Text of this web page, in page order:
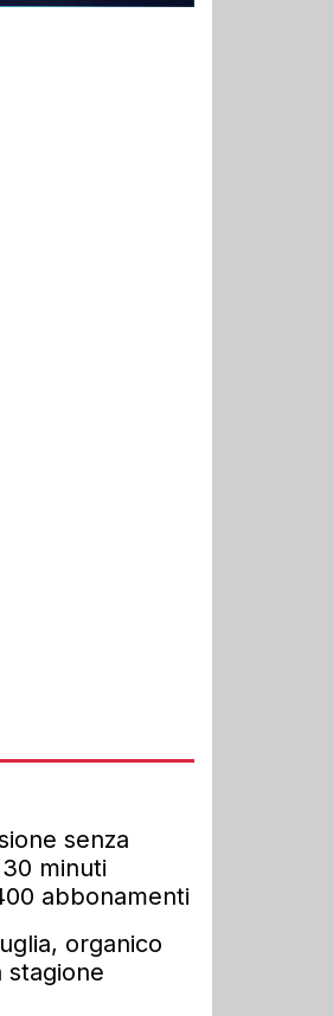
senza
minuti
abbonamenti
organico
stagione